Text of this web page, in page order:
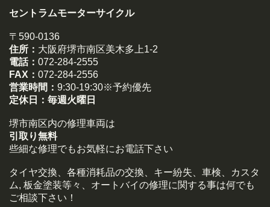
セントラムモーターサイクル
〒590-0136
住所： 大阪府堺市南区美木多上1-2
電話： 072-284-2555
FAX： 072-284-2556
営業時間： 9:30-19:30※予約優先
定休日： 毎週火曜日
堺市南区内の修理車両は
引取り無料
些細な修理でもお気軽にお電話下さい
タイヤ交換、各種消耗品の交換、キー紛失、車検、カスタ
ム, 板金塗装等々、オートバイの修理に関する事は何でも
ご相談下さい！